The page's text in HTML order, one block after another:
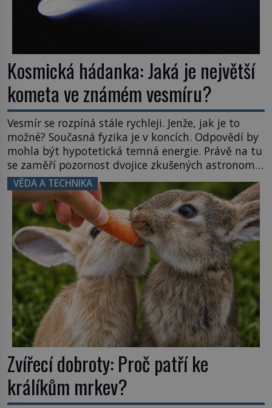
Kosmická hádanka: Jaká je největší
kometa ve známém vesmíru?
Vesmír se rozpíná stále rychleji. Jenže, jak je to
možné? Současná fyzika je v koncích. Odpovědí by
mohla být hypotetická temná energie. Právě na tu
se zaměří pozornost dvojice zkušených astronomů.
Namísto ní ale objeví něco mnohem
hmatatelnějšího. Naprosto rekordní kometu!
Astronomové Pedro Bernardinelli a Gary Bernstein
mravenčí prací zkoumají archivní snímky v rámci
Průzkumu temné energie […]
VĚDA A TECHNIKA
Zvířecí dobroty: Proč patří ke
králíkům mrkev?